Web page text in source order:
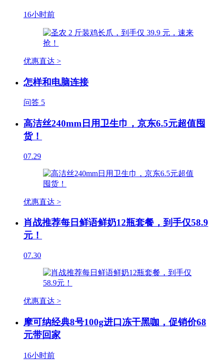
16小时前
优惠直达 >
怎样和电脑连接
问答 5
高洁丝240mm日用卫生巾，京东6.5元超值囤
货！
07.29
优惠直达 >
肖战推荐每日鲜语鲜奶12瓶套餐，到手仅58.9
元！
07.30
优惠直达 >
摩可纳经典8号100g进口冻干黑咖，促销价68
元带回家
16小时前